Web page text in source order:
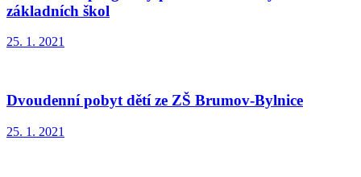
základních škol
25. 1. 2021
Dvoudenní pobyt dětí ze ZŠ Brumov-Bylnice
25. 1. 2021